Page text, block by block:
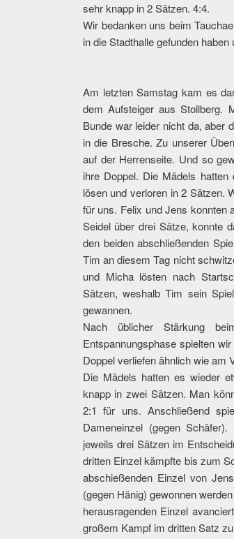
sehr knapp in 2 Sätzen. 4:4.
Wir bedanken uns beim
in die Stadthalle gefunden
Am letzten Samstag kam es
dem Aufsteiger aus Stollberg.
Bunde war leider nicht da, aber
in die Bresche. Zu unserer
auf der Herrenseite. Und so
ihre Doppel. Die Mädels
lösen und verloren in 2 Sätzen.
für uns. Felix und Jens konnten
Seidel über drei Sätze, konnte
den beiden abschließenden
Tim an diesem Tag nicht
und Micha lösten nach
Sätzen, weshalb Tim sein
gewannen.
Nach üblicher Stärkung
Entspannungsphase spielten
Doppel verliefen ähnlich wie am
Die Mädels hatten es wieder
knapp in zwei Sätzen. Man
2:1 für uns. Anschließend
Dameneinzel (gegen
jeweils drei Sätzen im
dritten Einzel kämpfte bis zum
abschießenden Einzel von
(gegen Hänig) gewonnen
herausragenden Einzel
großem Kampf im dritten Satz